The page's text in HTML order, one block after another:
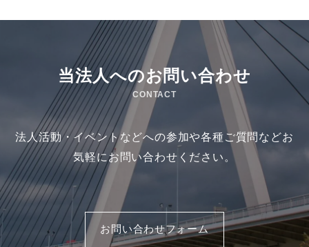
当法人へのお問い合わせ
CONTACT
法人活動・イベントなどへの参加や各種ご質問などお
気軽にお問い合わせください。
お問い合わせフォーム